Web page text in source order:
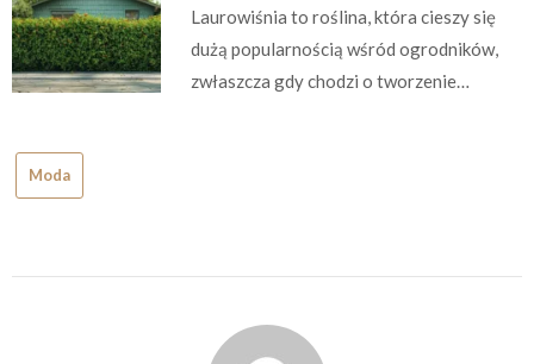
Laurowiśnia to roślina, która cieszy się
dużą popularnością wśród ogrodników,
zwłaszcza gdy chodzi o tworzenie…
Moda